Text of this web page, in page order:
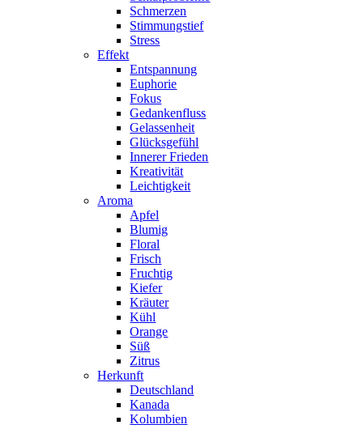
Schmerzen
Stimmungstief
Stress
Effekt
Entspannung
Euphorie
Fokus
Gedankenfluss
Gelassenheit
Glücksgefühl
Innerer Frieden
Kreativität
Leichtigkeit
Aroma
Apfel
Blumig
Floral
Frisch
Fruchtig
Kiefer
Kräuter
Kühl
Orange
Süß
Zitrus
Herkunft
Deutschland
Kanada
Kolumbien